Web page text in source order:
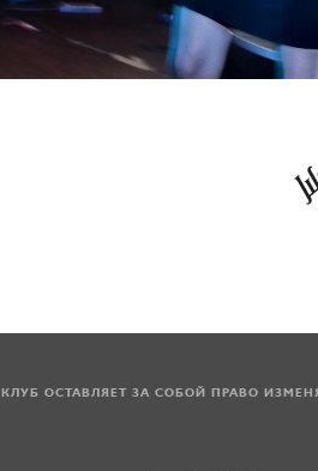
КЛУБ ОСТАВЛЯЕТ ЗА СОБОЙ ПРАВО